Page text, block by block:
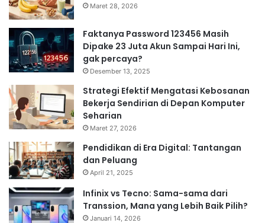
Maret 28, 2026
Faktanya Password 123456 Masih
Dipake 23 Juta Akun Sampai Hari Ini,
gak percaya?
Desember 13, 2025
Strategi Efektif Mengatasi Kebosanan
Bekerja Sendirian di Depan Komputer
Seharian
Maret 27, 2026
Pendidikan di Era Digital: Tantangan
dan Peluang
April 21, 2025
Infinix vs Tecno: Sama-sama dari
Transsion, Mana yang Lebih Baik Pilih?
Januari 14, 2026